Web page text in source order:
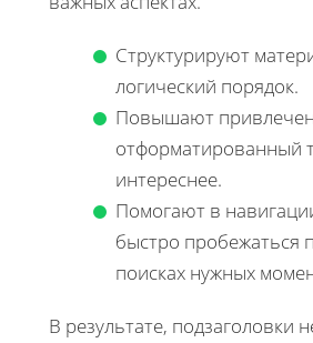
Структурируют
логический порядок.
Повышают
отформатированный
интереснее.
Помогают в
быстро пробежаться
поисках нужных
В результате, подзаголовки